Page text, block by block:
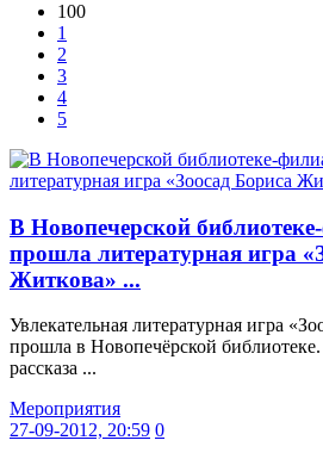
100
1
2
3
4
5
В Новопечерской
прошла литературная игра
Житкова» ...
Увлекательная литературная игра
прошла в Новопечёрской библиотеке.
рассказа ...
Мероприятия
27-09-2012, 20:59 0